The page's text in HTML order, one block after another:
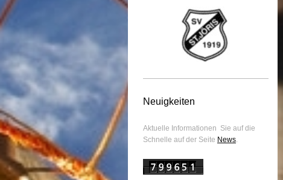
Neuigkeiten
Aktuelle Informationen Sie auf die
Schnelle auf der Seite News